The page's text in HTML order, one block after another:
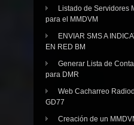
Listado de Servidores
para el MMDVM
ENVIAR SMS A
EN RED BM
Generar Lista de
para DMR
Web Cacharreo
GD77
Creación de un